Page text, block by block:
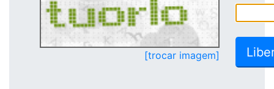
[trocar imagem]